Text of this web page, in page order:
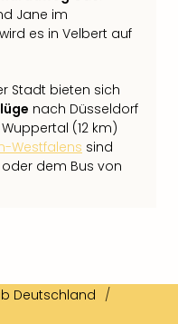
Jane im
es in Velbert auf
Stadt bieten sich
nach Düsseldorf
(12 km)
Westfalens sind
dem Bus von
Deutschland /